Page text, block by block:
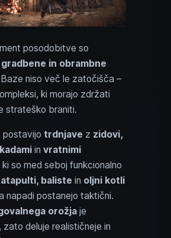
posodobitve so
gradbene in obrambne
niso več le zatočišča –
ki morajo zdržati
strateško braniti.
postavijo trdnjave z zidovi,
in vratnimi
ki so med seboj funkcionalno
baliste in oljni kotli
napadi postanejo taktični.
orožja je
zato deluje realističneje in